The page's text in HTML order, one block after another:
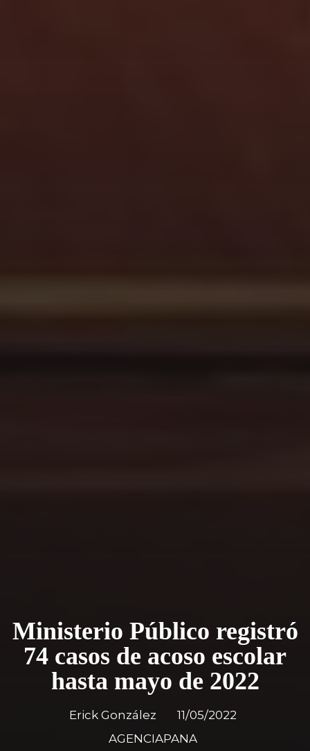
Ministerio Público registró
74 casos de acoso escolar
hasta mayo de 2022
Erick González
11/05/2022
AGENCIAPANA